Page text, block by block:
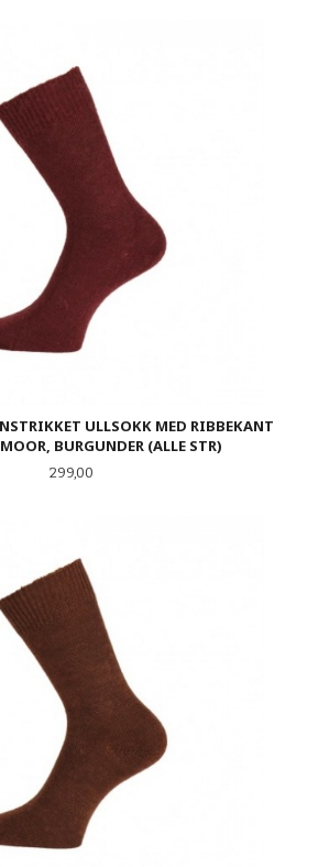
ULLSOKK MED RIBBEKANT
BURGUNDER (ALLE STR)
Pris
299,00